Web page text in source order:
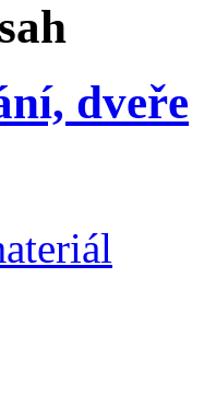
dveře